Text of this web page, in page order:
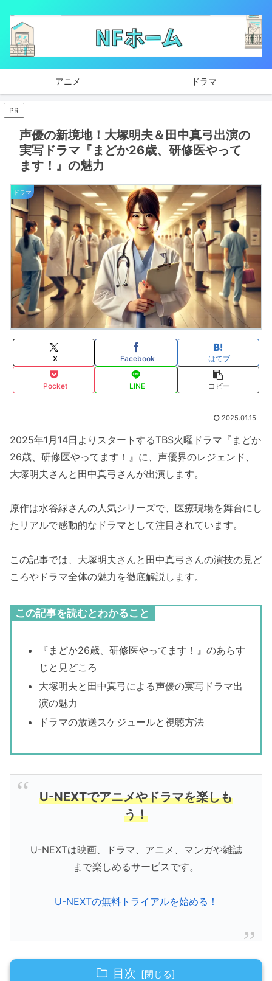
アニメ ドラマ
PR
声優の新境地！大塚明夫＆田中真弓出演の
実写ドラマ『まどか26歳、研修医やって
ます！』の魅力
ドラマ
X Facebook はてブ
Pocket LINE コピー
2025.01.15
2025年1月14日よりスタートするTBS火曜ドラマ『まどか
26歳、研修医やってます！』に、声優界のレジェンド、
大塚明夫さんと田中真弓さんが出演します。
原作は水谷緑さんの人気シリーズで、医療現場を舞台にし
たリアルで感動的なドラマとして注目されています。
この記事では、大塚明夫さんと田中真弓さんの演技の見ど
ころやドラマ全体の魅力を徹底解説します。
この記事を読むとわかること
『まどか26歳、研修医やってます！』のあらす
じと見どころ
大塚明夫と田中真弓による声優の実写ドラマ出
演の魅力
ドラマの放送スケジュールと視聴方法
U-NEXTでアニメやドラマを楽しも
う！
U-NEXTは映画、ドラマ、アニメ、マンガや雑誌
まで楽しめるサービスです。
U-NEXTの無料トライアルを始める！
目次